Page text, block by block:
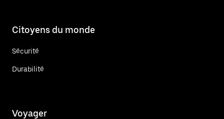
Citoyens du monde
Sécurité
Durabilité
Voyager